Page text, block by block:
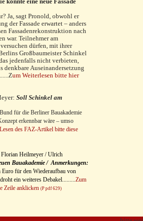
Ja, sagt Pronold, obwohl er
der Fassade erwartet – anders
Fassadenrekon­struktion nach
war. Teil­nehmer am
dür­fen, mit ihrer
Groß­baumeister Schinkel
je­denfalls nicht verbieten,
Auseinandersetzung
um Weiterlesen bitte hier
Soll Schinkel am
für die Berliner Bauakademie
erkennbar wäre – umso
des FAZ-Artikel bitte diese
Heilmeyer / Ulrich
Bauakademie /Anmerkungen:
für den Wieder­auf­bau von
ein weiteres Debakel.........Zum
Zeile anklicken (P pdf 629)